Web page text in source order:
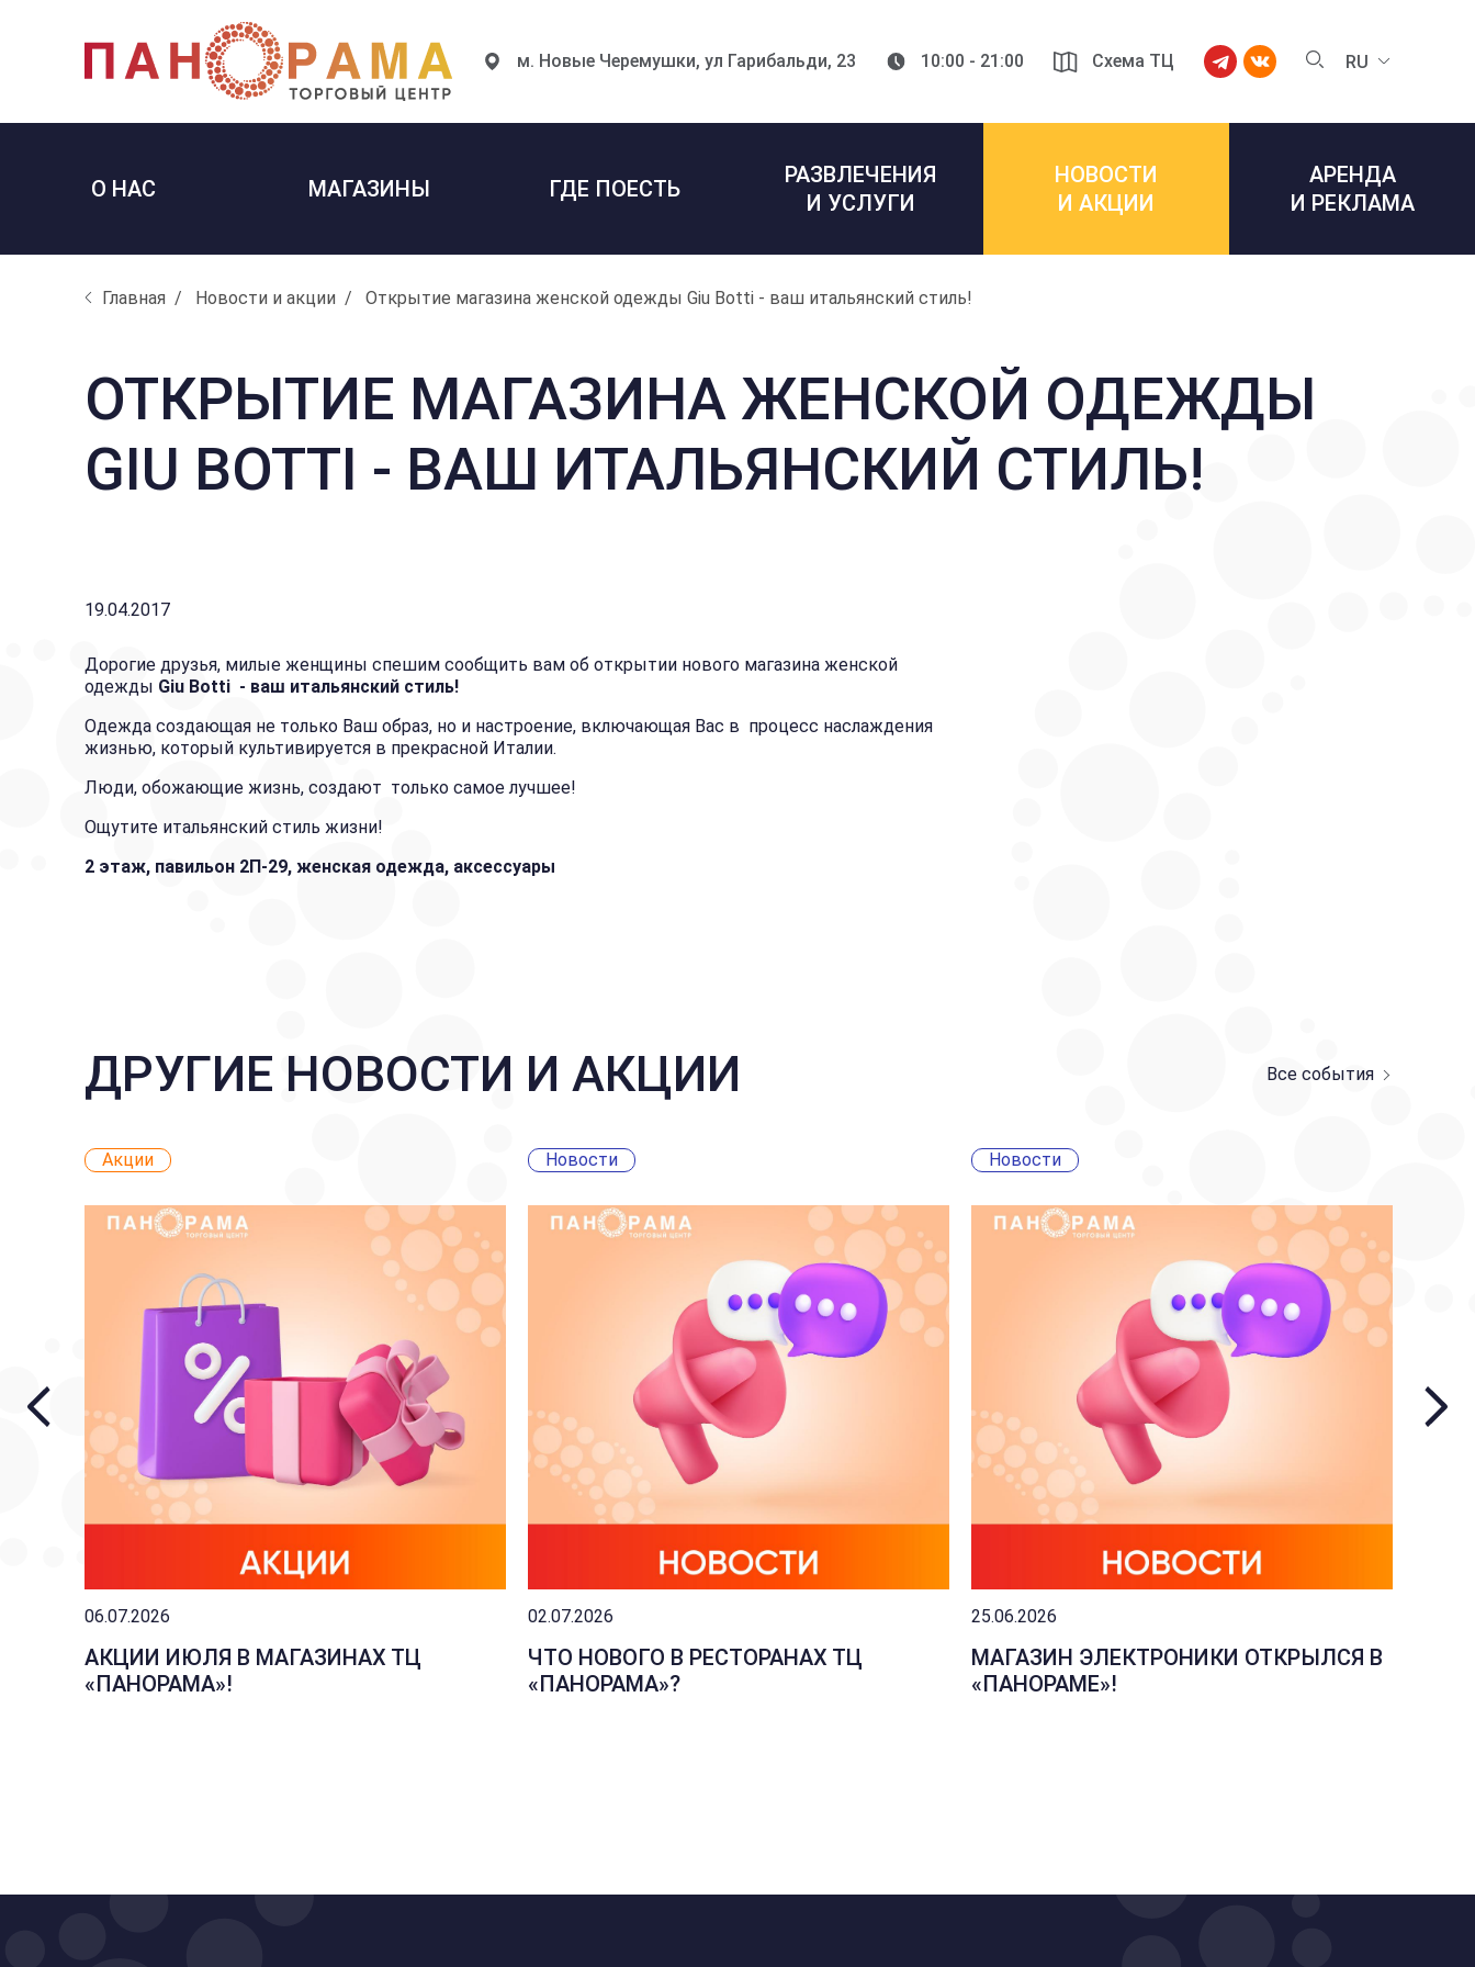
м. Новые Черемушки, ул Гарибальди, 23 10:00 - 21:00 Схема ТЦ RU
О НАС МАГАЗИНЫ ГДЕ ПОЕСТЬ
РАЗВЛЕЧЕНИЯ
И УСЛУГИ
НОВОСТИ
И АКЦИИ
АРЕНДА
И РЕКЛАМА
Главная Новости и акции Открытие магазина женской одежды Giu Botti - ваш итальянский стиль!
ОТКРЫТИЕ МАГАЗИНА ЖЕНСКОЙ ОДЕЖДЫ
GIU BOTTI - ВАШ ИТАЛЬЯНСКИЙ СТИЛЬ!
19.04.2017
Дорогие друзья, милые женщины спешим сообщить вам об открытии нового магазина женской
одежды Giu Botti - ваш итальянский стиль!
Одежда создающая не только Ваш образ, но и настроение, включающая Вас в процесс наслаждения
жизнью, который культивируется в прекрасной Италии.
Люди, обожающие жизнь, создают только самое лучшее!
Ощутите итальянский стиль жизни!
2 этаж, павильон 2П-29, женская одежда, аксессуары
ДРУГИЕ НОВОСТИ И АКЦИИ Все события
Акции
06.07.2026
АКЦИИ ИЮЛЯ В МАГАЗИНАХ ТЦ
«ПАНОРАМА»!
Новости
02.07.2026
ЧТО НОВОГО В РЕСТОРАНАХ ТЦ
«ПАНОРАМА»?
Новости
25.06.2026
МАГАЗИН ЭЛЕКТРОНИКИ ОТКРЫЛСЯ В
«ПАНОРАМЕ»!